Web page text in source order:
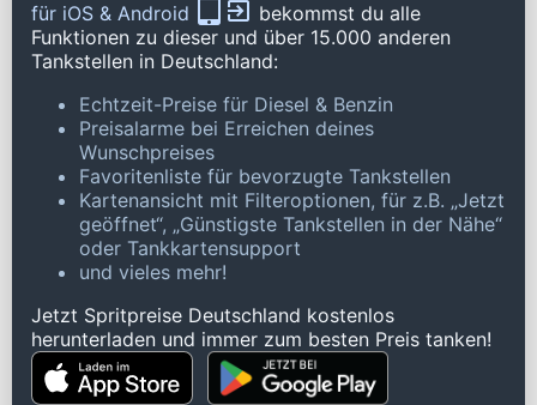
für iOS & Android
bekommst du alle
Funktionen zu dieser und über 15.000 anderen
Tankstellen in Deutschland:
Echtzeit-Preise für Diesel & Benzin
Preisalarme bei Erreichen deines
Wunschpreises
Favoritenliste für bevorzugte Tankstellen
Kartenansicht mit Filteroptionen, für z.B. „Jetzt
geöffnet“, „Günstigste Tankstellen in der Nähe“
oder Tankkartensupport
und vieles mehr!
Jetzt Spritpreise Deutschland kostenlos
herunterladen und immer zum besten Preis tanken!